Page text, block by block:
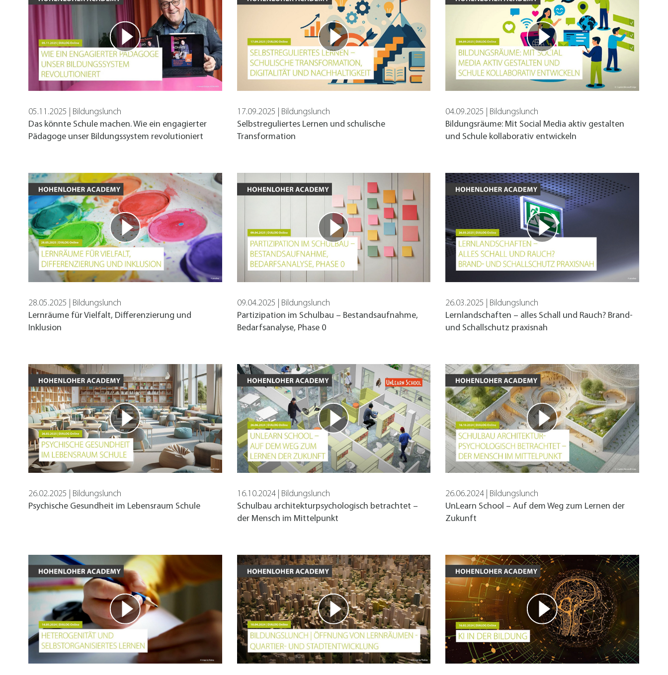
05.11.2025 | Bildungslunch
Das könnte Schule machen. Wie ein engagierter
Pädagoge unser Bildungssystem revolutioniert
17.09.2025 | Bildungslunch
Selbstreguliertes Lernen und schulische
Transformation
04.09.2025 | Bildungslunch
Bildungsräume: Mit Social Media aktiv gestalten
und Schule kollaborativ entwickeln
28.05.2025 | Bildungslunch
Lernräume für Vielfalt, Differenzierung und
Inklusion
09.04.2025 | Bildungslunch
Partizipation im Schulbau – Bestandsaufnahme,
Bedarfsanalyse, Phase 0
26.03.2025 | Bildungslunch
Lernlandschaften – alles Schall und Rauch? Brand-
und Schallschutz praxisnah
26.02.2025 | Bildungslunch
Psychische Gesundheit im Lebensraum Schule
16.10.2024 | Bildungslunch
Schulbau architekturpsychologisch betrachtet –
der Mensch im Mittelpunkt
26.06.2024 | Bildungslunch
UnLearn School – Auf dem Weg zum Lernen der
Zukunft
unserer Website ermöglichen.
Cookie Informationen anzeigen
Externe Inhalte
Beinhaltet Ressourcen, welche externe Inhalte auf der Website zur Verfügung stellen. Wie zum Beispiel YouTube, Instagram oder ähnliche Anbieter.
Marketing und Statistik
Marketing und Statistik Cookies werden verwendet, um anonymes Tracking zu aktivieren. Hierbei werden können anonymisierte Daten an eventuelle
Drittanbieter weitergeleitet.
Cookie Informationen anzeigen